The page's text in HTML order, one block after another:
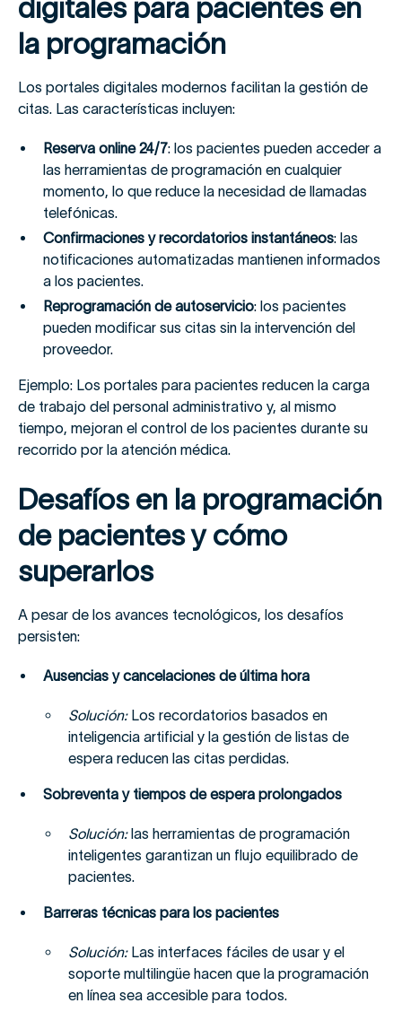
digitales para pacientes en
la programación
Los portales digitales modernos facilitan la gestión de
citas. Las características incluyen:
Reserva online 24/7: los pacientes pueden acceder a
las herramientas de programación en cualquier
momento, lo que reduce la necesidad de llamadas
telefónicas.
Confirmaciones y recordatorios instantáneos: las
notificaciones automatizadas mantienen informados
a los pacientes.
Reprogramación de autoservicio: los pacientes
pueden modificar sus citas sin la intervención del
proveedor.
Ejemplo: Los portales para pacientes reducen la carga
de trabajo del personal administrativo y, al mismo
tiempo, mejoran el control de los pacientes durante su
recorrido por la atención médica.
Desafíos en la programación
de pacientes y cómo
superarlos
A pesar de los avances tecnológicos, los desafíos
persisten:
Ausencias y cancelaciones de última hora
Solución:Los recordatorios basados en
inteligencia artificial y la gestión de listas de
espera reducen las citas perdidas.
Sobreventa y tiempos de espera prolongados
Solución:las herramientas de programación
inteligentes garantizan un flujo equilibrado de
pacientes.
Barreras técnicas para los pacientes
Solución:Las interfaces fáciles de usar y el
soporte multilingüe hacen que la programación
en línea sea accesible para todos.